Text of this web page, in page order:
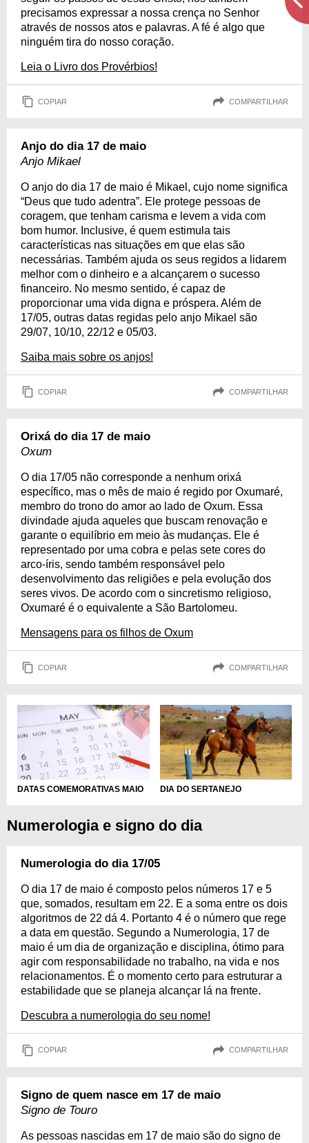
precisamos expressar a nossa crença no Senhor
através de nossos atos e palavras. A fé é algo que
ninguém tira do nosso coração.
Leia o Livro dos Provérbios!
COPIAR COMPARTILHAR
Anjo do dia 17 de maio
Anjo Mikael
O anjo do dia 17 de maio é Mikael, cujo nome significa
“Deus que tudo adentra”. Ele protege pessoas de
coragem, que tenham carisma e levem a vida com
bom humor. Inclusive, é quem estimula tais
características nas situações em que elas são
necessárias. Também ajuda os seus regidos a lidarem
melhor com o dinheiro e a alcançarem o sucesso
financeiro. No mesmo sentido, é capaz de
proporcionar uma vida digna e próspera. Além de
17/05, outras datas regidas pelo anjo Mikael são
29/07, 10/10, 22/12 e 05/03.
Saiba mais sobre os anjos!
COPIAR COMPARTILHAR
Orixá do dia 17 de maio
Oxum
O dia 17/05 não corresponde a nenhum orixá
específico, mas o mês de maio é regido por Oxumaré,
membro do trono do amor ao lado de Oxum. Essa
divindade ajuda aqueles que buscam renovação e
garante o equilíbrio em meio às mudanças. Ele é
representado por uma cobra e pelas sete cores do
arco-íris, sendo também responsável pelo
desenvolvimento das religiões e pela evolução dos
seres vivos. De acordo com o sincretismo religioso,
Oxumaré é o equivalente a São Bartolomeu.
Mensagens para os filhos de Oxum
COPIAR COMPARTILHAR
DATAS COMEMORATIVAS MAIO DIA DO SERTANEJO
Numerologia e signo do dia
Numerologia do dia 17/05
O dia 17 de maio é composto pelos números 17 e 5
que, somados, resultam em 22. E a soma entre os dois
algoritmos de 22 dá 4. Portanto 4 é o número que rege
a data em questão. Segundo a Numerologia, 17 de
maio é um dia de organização e disciplina, ótimo para
agir com responsabilidade no trabalho, na vida e nos
relacionamentos. É o momento certo para estruturar a
estabilidade que se planeja alcançar lá na frente.
Descubra a numerologia do seu nome!
COPIAR COMPARTILHAR
Signo de quem nasce em 17 de maio
Signo de Touro
As pessoas nascidas em 17 de maio são do signo de